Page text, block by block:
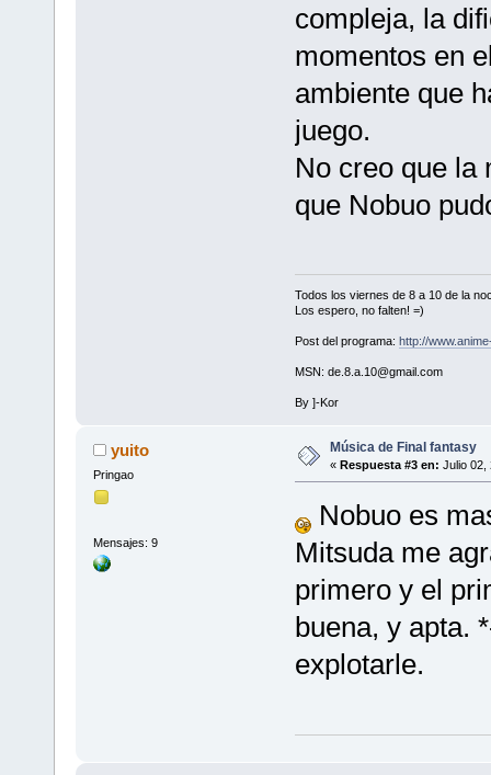
compleja, la
momentos en
ambiente que
juego.
No creo que la
que Nobuo
Todos los viernes de 8 a 10 de la
Los espero, no falten! =)
Post del programa: http://
MSN: de.8.a.10@gmail.com
By ]-Kor
yuito
Pringao
Mensajes: 9
Música de Final fantasy
« Respuesta #3 en: Julio 02,
Nobuo es
Mitsuda me
primero y el
buena, y apta.
explotarle.